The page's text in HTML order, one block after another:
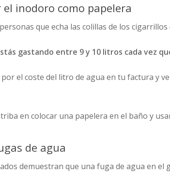
el inodoro como papelera
personas que echa las colillas de los
gastando entre 9 y 10 litros cada vez
el coste del litro de agua en tu factura y
en colocar una papelera en el baño y
de agua
demuestran que una fuga de agua en el